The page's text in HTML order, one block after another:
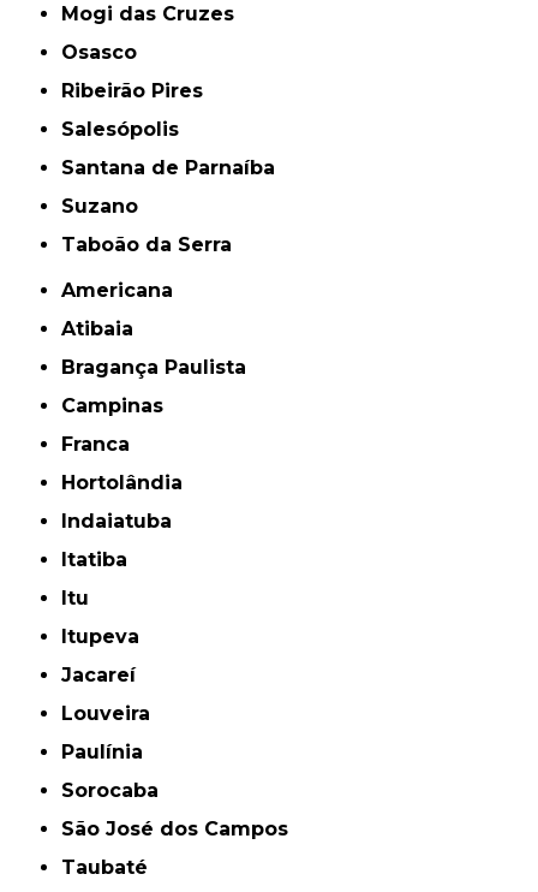
Mogi das Cruzes
Osasco
Ribeirão Pires
Salesópolis
Santana de Parnaíba
Suzano
Taboão da Serra
Americana
Atibaia
Bragança Paulista
Campinas
Franca
Hortolândia
Indaiatuba
Itatiba
Itu
Itupeva
Jacareí
Louveira
Paulínia
Sorocaba
São José dos Campos
Taubaté